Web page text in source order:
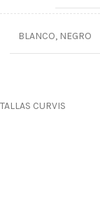
BLANCO, NEGRO
TALLAS CURVIS